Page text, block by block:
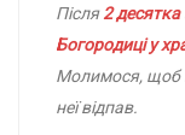
Після2 десятка
Богородиці у
Молимося, щоб
неї відпав.